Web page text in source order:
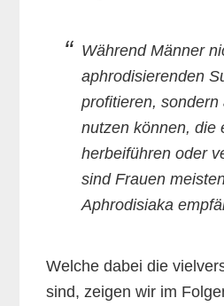
Während Männer
aphrodisierenden
profitieren, sondern
nutzen können, die
herbeiführen oder
sind Frauen
Aphrodisiaka
Welche dabei die
sind, zeigen wir im